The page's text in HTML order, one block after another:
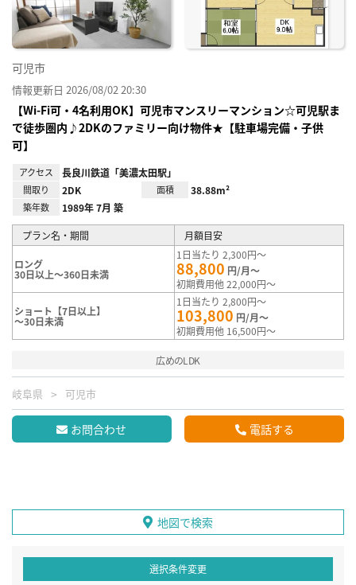
可児市
情報更新日 2026/08/02 20:30
【Wi-Fi可・4名利用OK】可児市マンスリーマンション☆可児駅ま
で徒歩圏内♪2DKのファミリー向け物件★【駐車場完備・子供
可】
アクセス 長良川鉄道「美濃太田駅」
間取り 2DK 面積 38.88m²
築年数 1989年 7月 築
プラン名・期間 月額目安
ロング
30日以上～360日未満
1日当たり 2,300円～
88,800 円/月～
初期費用他 22,000円～
ショート【7日以上】
～30日未満
1日当たり 2,800円～
103,800 円/月～
初期費用他 16,500円～
広めのLDK
岐阜県 可児市
お問合わせ 電話する
地図で検索
選択条件変更